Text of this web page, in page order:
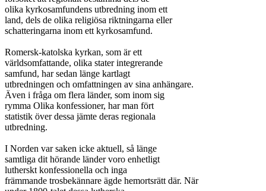
olika kyrkosamfundens utbredning inom ett
land, dels de olika religiösa riktningarna eller
schatteringarna inom ett kyrkosamfund.
Romersk-katolska kyrkan, som är ett
världsomfattande, olika stater integrerande
samfund, har sedan länge kartlagt
utbredningen och omfattningen av sina anhängare.
Även i fråga om flera länder, som inom sig
rymma Olika konfessioner, har man fört
statistik över dessa jämte deras regionala
utbredning.
I Norden var saken icke aktuell, så länge
samtliga dit hörande länder voro enhetligt
lutherskt konfessionella och inga
främmande trosbekännare ägde hemortsrätt där. När